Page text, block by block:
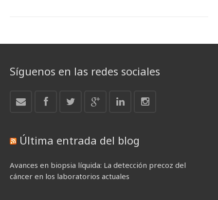
Síguenos en las redes sociales
Última entrada del blog
Avances en biopsia líquida: La detección precoz del
cáncer en los laboratorios actuales